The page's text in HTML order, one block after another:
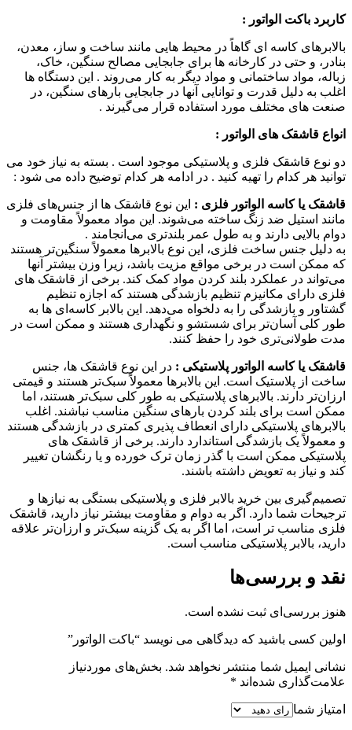
کاربرد باکت الواتور :
بالابرهای کاسه ای گاهاً در محیط هایی مانند ساخت و ساز، معدن،
بنادر، و حتی در کارخانه ها برای جابجایی مصالح سنگین، خاک،
زباله، مواد ساختمانی و مواد دیگر به کار می‌روند . این دستگاه ها
اغلب به دلیل قدرت و توانایی آنها در جابجایی بارهای سنگین، در
صنعت های مختلف مورد استفاده قرار می‌گیرند .
انواع قاشقک های الواتور :
دو نوع قاشقک فلزی و پلاستیکی موجود است . بسته به نیاز خود می
توانید هر کدام را تهیه کنید . در ادامه هر کدام توضیح داده می شود :
قاشقک یا کاسه الواتور فلزی : این نوع قاشقک ها از جنس‌های فلزی
مانند استیل ضد زنگ ساخته می‌شوند. این مواد معمولاً مقاومت و
دوام بالایی دارند و به طول عمر بلندتری می‌انجامند .
به دلیل جنس ساخت فلزی، این نوع بالابرها معمولاً سنگین‌تر هستند
که ممکن است در برخی مواقع مزیت باشد، زیرا وزن بیشتر آنها
می‌تواند در عملکرد بلند کردن مواد کمک کند. برخی از قاشقک های
فلزی دارای مکانیزم تنظیم بازشدگی هستند که اجازه تنظیم
گشتاور و بازشدگی را به دلخواه می‌دهد. این بالابر کاسه‌ای ها به
طور کلی آسان‌تر برای شستشو و نگهداری هستند و ممکن است در
مدت طولانی‌تری خود را حفظ کنند.
قاشقک یا کاسه الواتور پلاستیکی : در این نوع قاشقک ها، جنس
ساخت از پلاستیک است. این بالابرها معمولاً سبک‌تر هستند و قیمتی
ارزان‌تر دارند. بالابرهای پلاستیکی به طور کلی سبک‌تر هستند، اما
ممکن است برای بلند کردن بارهای سنگین مناسب نباشند. اغلب
بالابرهای پلاستیکی دارای انعطاف پذیری کمتری در بازشدگی هستند
و معمولاً یک بازشدگی استاندارد دارند. برخی از قاشقک های
پلاستیکی ممکن است با گذر زمان ترک خورده و یا رنگشان تغییر
کند و نیاز به تعویض داشته باشند.
تصمیم‌گیری بین خرید بالابر فلزی و پلاستیکی بستگی به نیازها و
ترجیحات شما دارد. اگر به دوام و مقاومت بیشتر نیاز دارید، قاشقک
فلزی مناسب تر است، اما اگر به یک گزینه سبک‌تر و ارزان‌تر علاقه
دارید، بالابر پلاستیکی مناسب است.
نقد و بررسی‌ها
هنوز بررسی‌ای ثبت نشده است.
اولین کسی باشید که دیدگاهی می نویسد “باکت الواتور”
نشانی ایمیل شما منتشر نخواهد شد. بخش‌های موردنیاز
علامت‌گذاری شده‌اند *
امتیاز شما